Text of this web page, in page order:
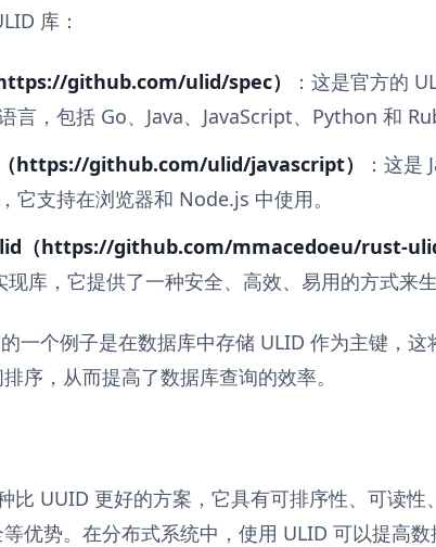
库：
github.com/ulid/spec）
：这是官方的
言，包括 Go、Java、JavaScript、Python 和
https://github.com/ulid/javascript）
：这是
它支持在浏览器和 Node.js 中使用。
（https://github.com/mmacedoeu/rust-ulid
现库，它提供了一种安全、高效、易用的方式来生
一个例子是在数据库中存储 ULID 作为主键，这
序，从而提高了数据库查询的效率。
比 UUID 更好的方案，它具有可排序性、可读性
优势。在分布式系统中，使用 ULID 可以提高